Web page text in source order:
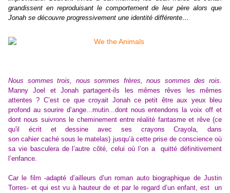
grandissent en reproduisant le comportement de leur père alors que
Jonah se découvre progressivement une identité différente…
Nous sommes trois, nous sommes frères, nous sommes des rois.
Manny Joel et Jonah partagent-ils les mêmes rêves les mêmes
attentes ? C’est ce que croyait Jonah ce petit être aux yeux bleu
profond au sourire d’ange...mutin...dont nous entendons la voix off et
dont nous suivrons le cheminement entre réalité fantasme et rêve (ce
qu'il écrit et dessine avec ses crayons Crayola, dans
son cahier caché sous le matelas) jusqu’à cette prise de conscience où
sa vie basculera de l’autre côté, celui où l’on a quitté définitivement
l’enfance.
Car le film -adapté d’ailleurs d’un roman auto biographique de Justin
Torres- et qui est vu à hauteur de et par le regard d’un enfant, est un